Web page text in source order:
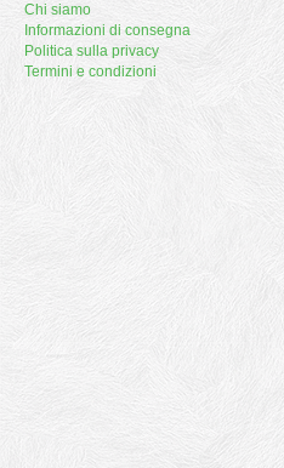
Chi siamo
Informazioni di consegna
Politica sulla privacy
Termini e condizioni